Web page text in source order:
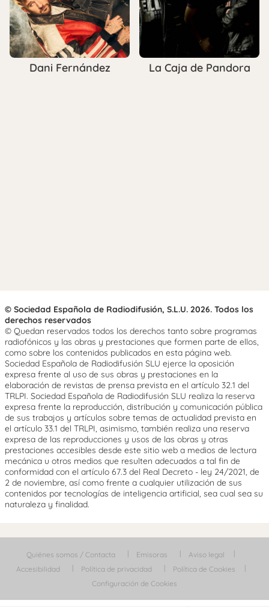
Dani Fernández La Caja de Pandora
© Sociedad Española de Radiodifusión, S.L.U. 2026. Todos los
derechos reservados
© Quedan reservados todos los derechos tanto sobre programas
radiofónicos y las obras y prestaciones que formen parte de ellos,
como sobre los contenidos publicados en esta página web.
Sociedad Española de Radiodifusión SLU ejerce la oposición
expresa frente al uso de sus obras y prestaciones en la
elaboración de revistas de prensa prevista en el artículo 32.1 del
TRLPI. Sociedad Española de Radiodifusión SLU realiza la reserva
expresa frente la reproducción, distribución y comunicación pública
de sus trabajos y artículos sobre temas de actualidad prevista en
el artículo 33.1 del TRLPI, asimismo, también realiza una reserva
expresa de las reproducciones y usos de las obras y otras
prestaciones accesibles desde este sitio web a medios de lectura
mecánica u otros medios que resulten adecuados a tal fin de
conformidad con el artículo 67.3 del Real Decreto - ley 24/2021, de
2 de noviembre, así como frente a cualquier utilización de sus
contenidos por tecnologías de inteligencia artificial, sea cual sea su
naturaleza y finalidad.
Quiénes somos / Contacta Emisoras
Aviso legal
Accesibilidad
Política de privacidad
Política de Cookies
Configuración de Cookies